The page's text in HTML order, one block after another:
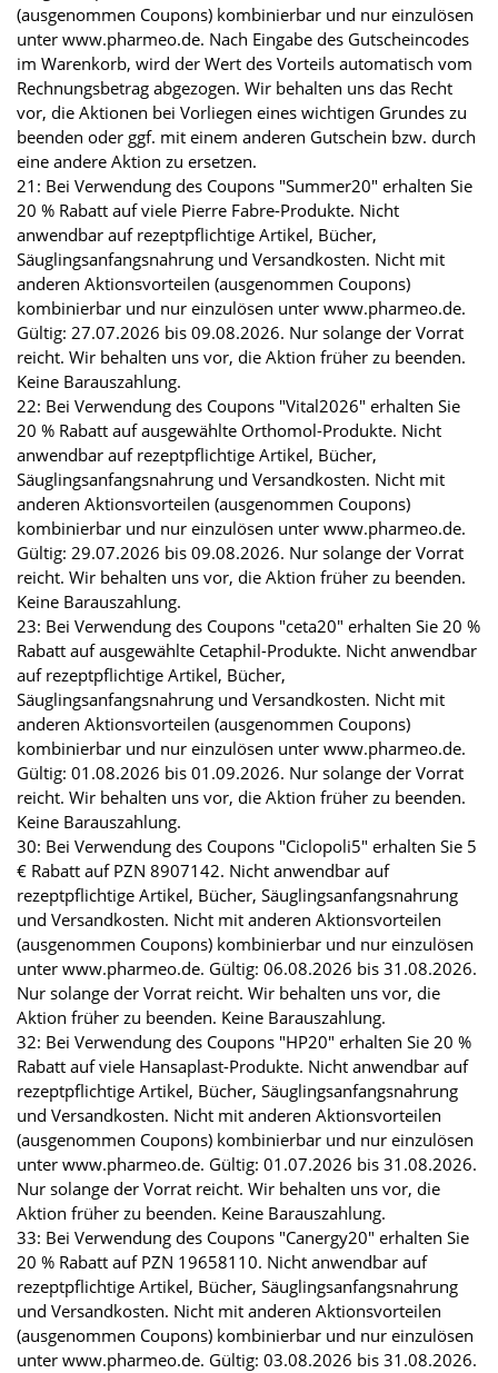
(ausgenommen Coupons) kombinierbar und nur einzulösen
unter www.pharmeo.de. Nach Eingabe des Gutscheincodes
im Warenkorb, wird der Wert des Vorteils automatisch vom
Rechnungsbetrag abgezogen. Wir behalten uns das Recht
vor, die Aktionen bei Vorliegen eines wichtigen Grundes zu
beenden oder ggf. mit einem anderen Gutschein bzw. durch
eine andere Aktion zu ersetzen.
21: Bei Verwendung des Coupons "Summer20" erhalten Sie
20 % Rabatt auf viele Pierre Fabre-Produkte. Nicht
anwendbar auf rezeptpflichtige Artikel, Bücher,
Säuglingsanfangsnahrung und Versandkosten. Nicht mit
anderen Aktionsvorteilen (ausgenommen Coupons)
kombinierbar und nur einzulösen unter www.pharmeo.de.
Gültig: 27.07.2026 bis 09.08.2026. Nur solange der Vorrat
reicht. Wir behalten uns vor, die Aktion früher zu beenden.
Keine Barauszahlung.
22: Bei Verwendung des Coupons "Vital2026" erhalten Sie
20 % Rabatt auf ausgewählte Orthomol-Produkte. Nicht
anwendbar auf rezeptpflichtige Artikel, Bücher,
Säuglingsanfangsnahrung und Versandkosten. Nicht mit
anderen Aktionsvorteilen (ausgenommen Coupons)
kombinierbar und nur einzulösen unter www.pharmeo.de.
Gültig: 29.07.2026 bis 09.08.2026. Nur solange der Vorrat
reicht. Wir behalten uns vor, die Aktion früher zu beenden.
Keine Barauszahlung.
23: Bei Verwendung des Coupons "ceta20" erhalten Sie 20 %
Rabatt auf ausgewählte Cetaphil-Produkte. Nicht anwendbar
auf rezeptpflichtige Artikel, Bücher,
Säuglingsanfangsnahrung und Versandkosten. Nicht mit
anderen Aktionsvorteilen (ausgenommen Coupons)
kombinierbar und nur einzulösen unter www.pharmeo.de.
Gültig: 01.08.2026 bis 01.09.2026. Nur solange der Vorrat
reicht. Wir behalten uns vor, die Aktion früher zu beenden.
Keine Barauszahlung.
30: Bei Verwendung des Coupons "Ciclopoli5" erhalten Sie 5
€ Rabatt auf PZN 8907142. Nicht anwendbar auf
rezeptpflichtige Artikel, Bücher, Säuglingsanfangsnahrung
und Versandkosten. Nicht mit anderen Aktionsvorteilen
(ausgenommen Coupons) kombinierbar und nur einzulösen
unter www.pharmeo.de. Gültig: 06.08.2026 bis 31.08.2026.
Nur solange der Vorrat reicht. Wir behalten uns vor, die
Aktion früher zu beenden. Keine Barauszahlung.
32: Bei Verwendung des Coupons "HP20" erhalten Sie 20 %
Rabatt auf viele Hansaplast-Produkte. Nicht anwendbar auf
rezeptpflichtige Artikel, Bücher, Säuglingsanfangsnahrung
und Versandkosten. Nicht mit anderen Aktionsvorteilen
(ausgenommen Coupons) kombinierbar und nur einzulösen
unter www.pharmeo.de. Gültig: 01.07.2026 bis 31.08.2026.
Nur solange der Vorrat reicht. Wir behalten uns vor, die
Aktion früher zu beenden. Keine Barauszahlung.
33: Bei Verwendung des Coupons "Canergy20" erhalten Sie
20 % Rabatt auf PZN 19658110. Nicht anwendbar auf
rezeptpflichtige Artikel, Bücher, Säuglingsanfangsnahrung
und Versandkosten. Nicht mit anderen Aktionsvorteilen
(ausgenommen Coupons) kombinierbar und nur einzulösen
unter www.pharmeo.de. Gültig: 03.08.2026 bis 31.08.2026.